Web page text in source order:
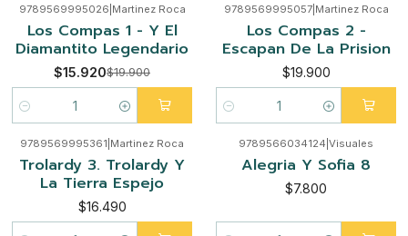
-20%
9789569995026 Martinez Roca
Los Compas 1 - Y El
Diamantito Legendario
$15.920$19.900
Cantidad
9789569995057| Martinez Roca
Los Compas 2 -
Escapan De La Prision
$19.900
Cantidad
9789569995361 Martinez Roca
Trolardy 3. Trolardy Y
La Tierra Espejo
$16.490
9789566034124 Visuales
Alegria Y Sofia 8
$7.800